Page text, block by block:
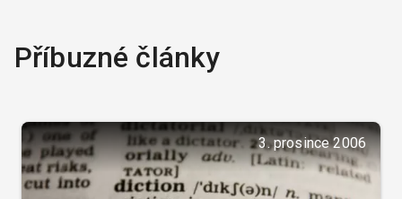
Příbuzné články
3. prosince 2006